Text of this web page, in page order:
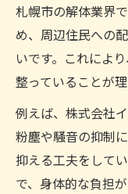
札幌市の解体業界
め、周辺住民への
いです。これによ
整っていることが理
例えば、株式会社
粉塵や騒音の抑制
抑える工夫をして
で、身体的な負担